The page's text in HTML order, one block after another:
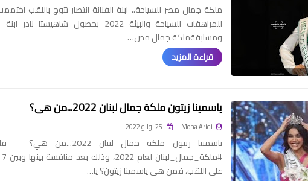
ملكة جمال مصر للسياحة.. ابنة الفنانة انتصار تتوج باللقب
للمراهقات للسياحة والبيئة 2022 بحصول
ومسابقةملكة جمال مص…
قراءة المزيد
ياسمينا زيتون ملكة جمال لبنان 2022...من هي؟
Mona Aridi
ياسمينا زيتون ملكة جمال
على اللقب، فمن هي ياسمينا زيتون؟ يا…